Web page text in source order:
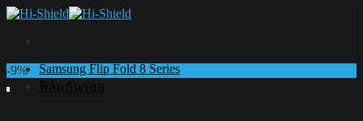
Skip
Samsung Flip Fold 8 Series
ฟิล์มกันรอย
-9%